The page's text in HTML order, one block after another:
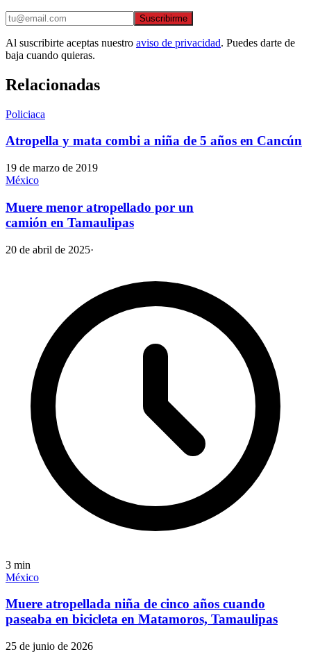
Suscribirme
Al suscribirte aceptas nuestro aviso de privacidad. Puedes darte de
baja cuando quieras.
Relacionadas
Policiaca
Atropella y mata combi a niña de 5 años en Cancún
19 de marzo de 2019
México
Muere menor atropellado por un
camión en Tamaulipas
20 de abril de 2025·
3 min
México
Muere atropellada niña de cinco años cuando
paseaba en bicicleta en Matamoros, Tamaulipas
25 de junio de 2026